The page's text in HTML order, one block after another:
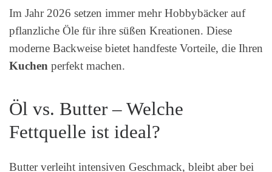
Im Jahr 2026 setzen immer mehr Hobbybäcker auf
pflanzliche Öle für ihre süßen Kreationen. Diese
moderne Backweise bietet handfeste Vorteile, die Ihren
Kuchen perfekt machen.
Öl vs. Butter – Welche
Fettquelle ist ideal?
Butter verleiht intensiven Geschmack, bleibt aber bei